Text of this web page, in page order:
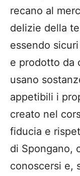
recano al
delizie della
essendo
e prodotto da
usano
appetibili i
creato nel
fiducia e
di Spongano,
conoscersi e,